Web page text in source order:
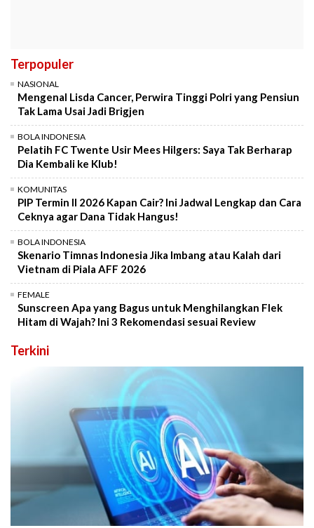
Terpopuler
NASIONAL
Mengenal Lisda Cancer, Perwira Tinggi Polri yang Pensiun
Tak Lama Usai Jadi Brigjen
BOLA INDONESIA
Pelatih FC Twente Usir Mees Hilgers: Saya Tak Berharap
Dia Kembali ke Klub!
KOMUNITAS
PIP Termin II 2026 Kapan Cair? Ini Jadwal Lengkap dan Cara
Ceknya agar Dana Tidak Hangus!
BOLA INDONESIA
Skenario Timnas Indonesia Jika Imbang atau Kalah dari
Vietnam di Piala AFF 2026
FEMALE
Sunscreen Apa yang Bagus untuk Menghilangkan Flek
Hitam di Wajah? Ini 3 Rekomendasi sesuai Review
Terkini